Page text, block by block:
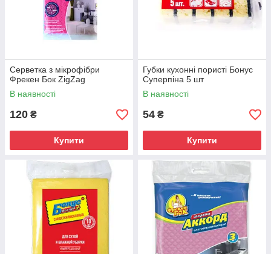
Серветка з мікрофібри
Фрекен Бок ZigZag
В наявності
120 ₴
Купити
Губки кухонні пористі Бонус
Суперпіна 5 шт
В наявності
54 ₴
Купити